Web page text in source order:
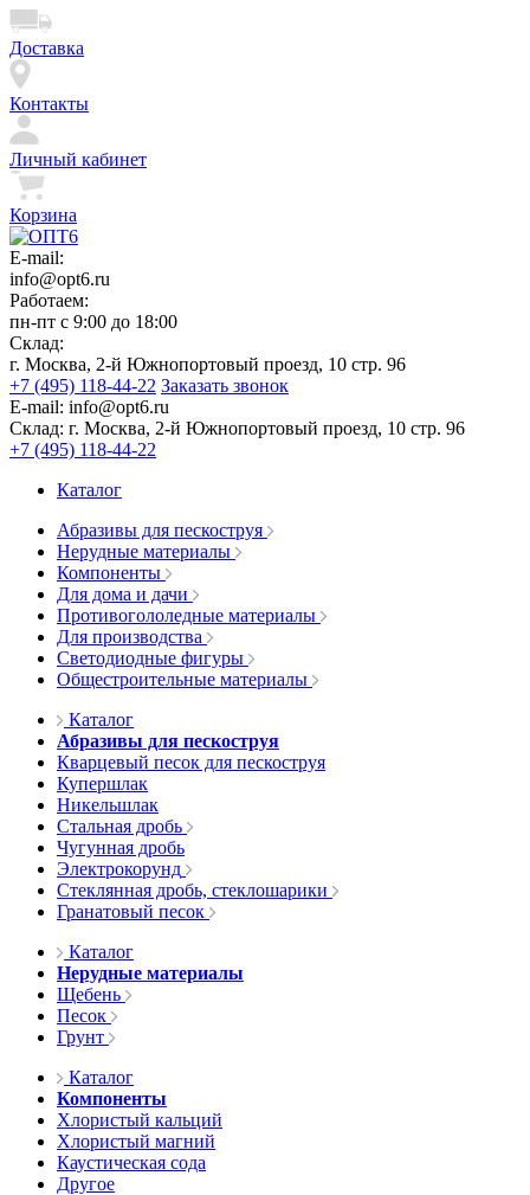
Доставка
Контакты
Личный кабинет
Корзина
E-mail:
info@opt6.ru
Работаем:
пн-пт с 9:00 до 18:00
Склад:
г. Москва, 2-й Южнопортовый проезд, 10 стр. 96
+7 (495) 118-44-22 Заказать звонок
E-mail: info@opt6.ru
Склад: г. Москва, 2-й Южнопортовый проезд, 10 стр. 96
+7 (495) 118-44-22
Каталог
Абразивы для пескоструя
Нерудные материалы
Компоненты
Для дома и дачи
Противогололедные материалы
Для производства
Светодиодные фигуры
Общестроительные материалы
Каталог
Абразивы для пескоструя
Кварцевый песок для пескоструя
Купершлак
Никельшлак
Стальная дробь
Чугунная дробь
Электрокорунд
Стеклянная дробь, стеклошарики
Гранатовый песок
Каталог
Нерудные материалы
Щебень
Песок
Грунт
Каталог
Компоненты
Хлористый кальций
Хлористый магний
Каустическая сода
Другое